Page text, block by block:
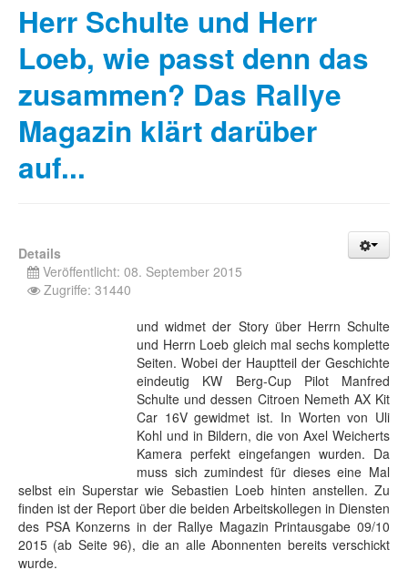
Herr Schulte und Herr
Loeb, wie passt denn das
zusammen? Das Rallye
Magazin klärt darüber
auf...
Details
Veröffentlicht: 08. September 2015
Zugriffe: 31440
und widmet der Story über Herrn Schulte
und Herrn Loeb gleich mal sechs komplette
Seiten. Wobei der Hauptteil der Geschichte
eindeutig KW Berg-Cup Pilot Manfred
Schulte und dessen Citroen Nemeth AX Kit
Car 16V gewidmet ist. In Worten von Uli
Kohl und in Bildern, die von Axel Weicherts
Kamera perfekt eingefangen wurden. Da
muss sich zumindest für dieses eine Mal
selbst ein Superstar wie Sebastien Loeb hinten anstellen. Zu
finden ist der Report über die beiden Arbeitskollegen in Diensten
des PSA Konzerns in der Rallye Magazin Printausgabe 09/10
2015 (ab Seite 96), die an alle Abonnenten bereits verschickt
wurde.